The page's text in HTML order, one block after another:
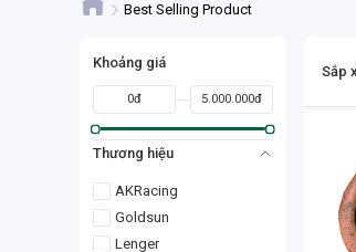
Best Selling Product
Khoảng giá
0đ 5.000.000đ
Thương hiệu
AKRacing
Goldsun
Lenger
Sắp